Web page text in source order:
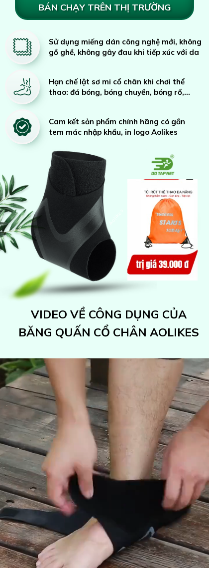
BÁN CHẠY TRÊN THỊ TRƯỜNG
Sử dụng miếng dán công nghệ mới, không
gồ ghề, không gây đau khi tiếp xúc với da
Hạn chế lật sơ mi cổ chân khi chơi thể
thao: đá bóng, bóng chuyền, bóng rổ,...
Cam kết sản phẩm chính hãng có gắn
tem mác nhập khẩu, in logo Aolikes
VIDEO VỀ CÔNG DỤNG CỦA
BĂNG QUẤN CỔ CHÂN AOLIKES